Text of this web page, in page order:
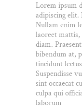
Lorem ipsum
adipiscing
Nullam enim
laoreet mattis,
diam.
bibendum at,
tincidunt
Suspendisse
sint occaecat
culpa qui
laborum